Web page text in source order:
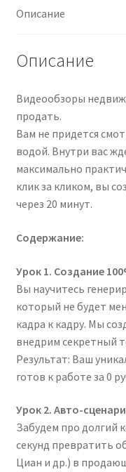
продающие
нейросетях
Пошаговая
инструкция
(2026)
Описание
Описание
Видеообзоры
продать.
Вам не придется
водой. Внутри вас
максимально
клик за кликом, вы
через 20 минут.
Содержание:
Урок 1. Создание
Вы научитесь
который не будет
кадра к кадру. Мы
внедрим секретный
Результат: Ваш
готов к работе за 0
Урок 2. Авто-
Забудем про долгий
секунд превратить
Циан и др.) в